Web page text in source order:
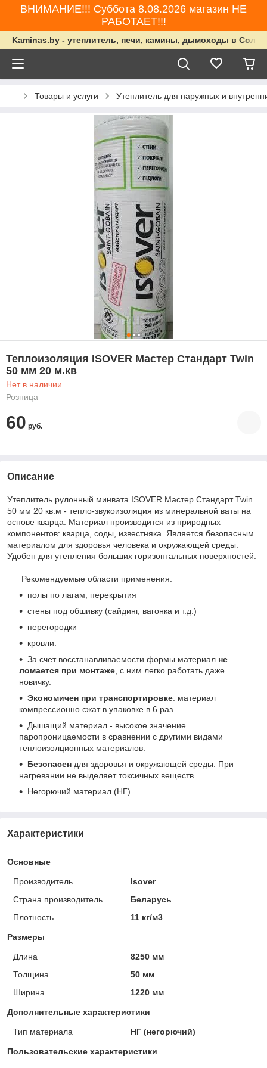
ВНИМАНИЕ!!! Суббота 8.08.2026 магазин НЕ
РАБОТАЕТ!!!
Kaminas.by - утеплитель, печи, камины, дымоходы в
Товары и услуги Утеплитель для наружных и
Теплоизоляция ISOVER Мастер Стандарт Twin
50 мм 20 м.кв
Нет в наличии
Розница
60 руб.
Описание
Утеплитель рулонный минвата ISOVER Мастер Стандарт Twin
50 мм 20 кв.м - тепло-звукоизоляция из минеральной ваты на
основе кварца. Материал производится из природных
компонентов: кварца, соды, известняка. Является безопасным
материалом для здоровья человека и окружающей среды.
Удобен для утепления больших горизонтальных поверхностей.
Рекомендуемые области применения:
полы по лагам, перекрытия
стены под обшивку (сайдинг, вагонка и т.д.)
перегородки
кровли.
За счет восстанавливаемости формы материал не
ломается при монтаже , с ним легко работать даже
новичку.
Экономичен при транспортировке: материал
компрессионно сжат в упаковке в 6 раз.
Дышащий материал - высокое значение
паропроницаемости в сравнении с другими видами
теплоизолционных материалов.
Безопасен для здоровья и окружающей среды. При
нагревании не выделяет токсичных веществ.
Негорючий материал (НГ)
Характеристики
Основные
Производитель
Isover
Страна производитель
Беларусь
Плотность
11 кг/м3
Размеры
Длина
8250 мм
Толщина
50 мм
Ширина
1220 мм
Дополнительные характеристики
Тип материала НГ (негорючий)
Пользовательские характеристики